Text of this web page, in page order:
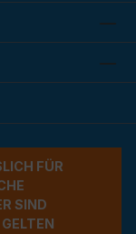
FÜR G
A
A
A